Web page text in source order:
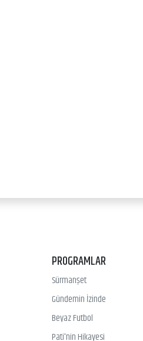
PROGRAMLAR
Sürmanşet
Gündemin İzinde
Beyaz Futbol
Pati'nin Hikayesi